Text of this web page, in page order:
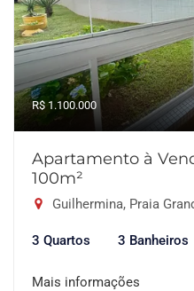
R$ 1.100.000
Apartamento à
100m²
Guilhermina, Praia
3 Quartos 3 Banheiros
Mais informações